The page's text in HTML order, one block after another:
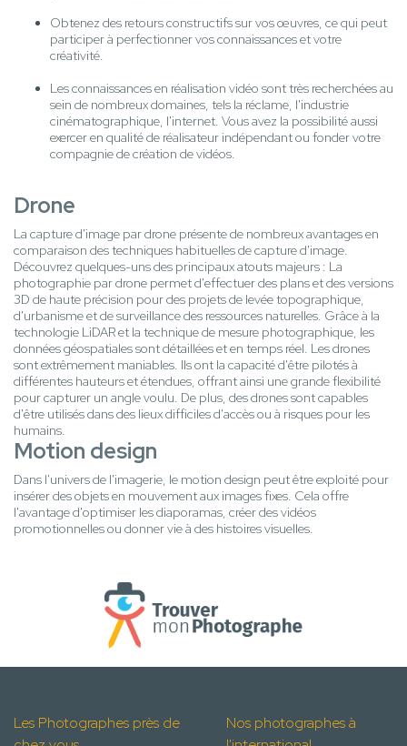
Obtenez des retours constructifs sur vos œuvres, ce qui peut
participer à perfectionner vos connaissances et votre
créativité.
Les connaissances en réalisation vidéo sont très recherchées au
sein de nombreux domaines, tels la réclame, l'industrie
cinématographique, l'internet. Vous avez la possibilité aussi
exercer en qualité de réalisateur indépendant ou fonder votre
compagnie de création de vidéos.
Drone
La capture d'image par drone présente de nombreux avantages en
comparaison des techniques habituelles de capture d'image.
Découvrez quelques-uns des principaux atouts majeurs : La
photographie par drone permet d'effectuer des plans et des versions
3D de haute précision pour des projets de levée topographique,
d'urbanisme et de surveillance des ressources naturelles. Grâce à la
technologie LiDAR et la technique de mesure photographique, les
données géospatiales sont détaillées et en temps réel. Les drones
sont extrêmement maniables. Ils ont la capacité d'être pilotés à
différentes hauteurs et étendues, offrant ainsi une grande flexibilité
pour capturer un angle voulu. De plus, des drones sont capables
d'être utilisés dans des lieux difficiles d'accès ou à risques pour les
humains.
Motion design
Dans l'univers de l'imagerie, le motion design peut être exploité pour
insérer des objets en mouvement aux images fixes. Cela offre
l'avantage d'optimiser les diaporamas, créer des vidéos
promotionnelles ou donner vie à des histoires visuelles.
Les Photographes près de
Nos photographes à